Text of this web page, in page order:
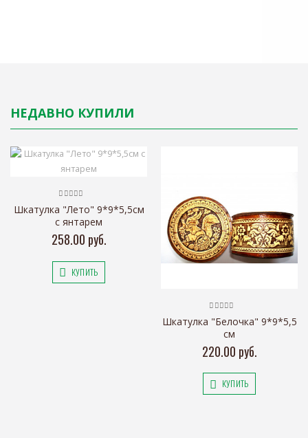
НЕДАВНО КУПИЛИ
Шкатулка "Лето" 9*9*5,5см
с янтарем
258.00 руб.
КУПИТЬ
Шкатулка "Белочка" 9*9*5,5
см
220.00 руб.
КУПИТЬ